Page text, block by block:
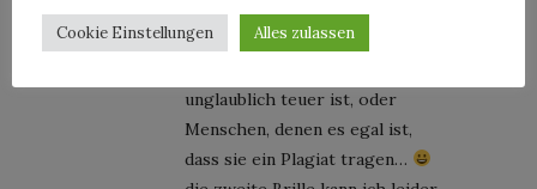
Blick erfasst, dass das, was sie
unglaublich teuer ist, oder
Menschen, denen es egal ist,
dass sie ein Plagiat tragen…
Cookie Einstellungen Alles zulassen